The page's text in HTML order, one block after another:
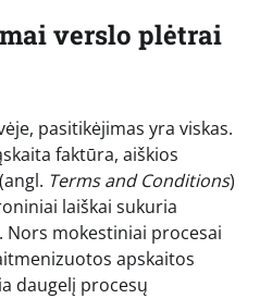
verslo plėtrai
pasitikėjimas yra viskas.
faktūra, aiškios
Terms and Conditions)
laiškai sukuria
mokestiniai procesai
apskaitos
daugelį procesų